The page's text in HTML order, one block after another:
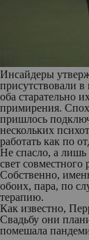
Инсайдеры
присутствовали
оба старательно
примирения.
пришлось
нескольких
работать как по
Не спасло, а лишь
свет совместного
Собственно,
обоих, пара, по
терапию.
Как известно,
Свадьбу они
помешала